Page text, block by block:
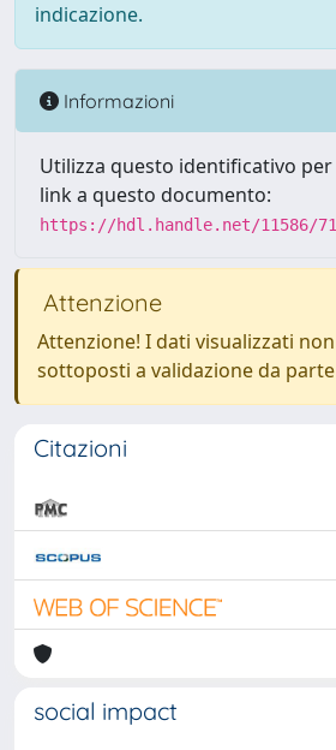
indicazione.
Informazioni
Utilizza questo identificativo
link a questo documento:
https://hdl.handle.net/11586/
Attenzione
Attenzione! I dati visualizzati
sottoposti a validazione da
Citazioni
social impact